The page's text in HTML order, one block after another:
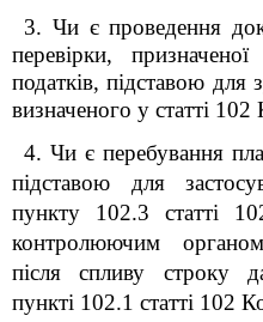
3. Чи є проведення
перевірки,
податків, підставою для
визначеного у статті 102
4. Чи є перебування
підставою для
пункту 102.3 статті
контролюючим
після спливу строку
пункті 102.1 статті 102